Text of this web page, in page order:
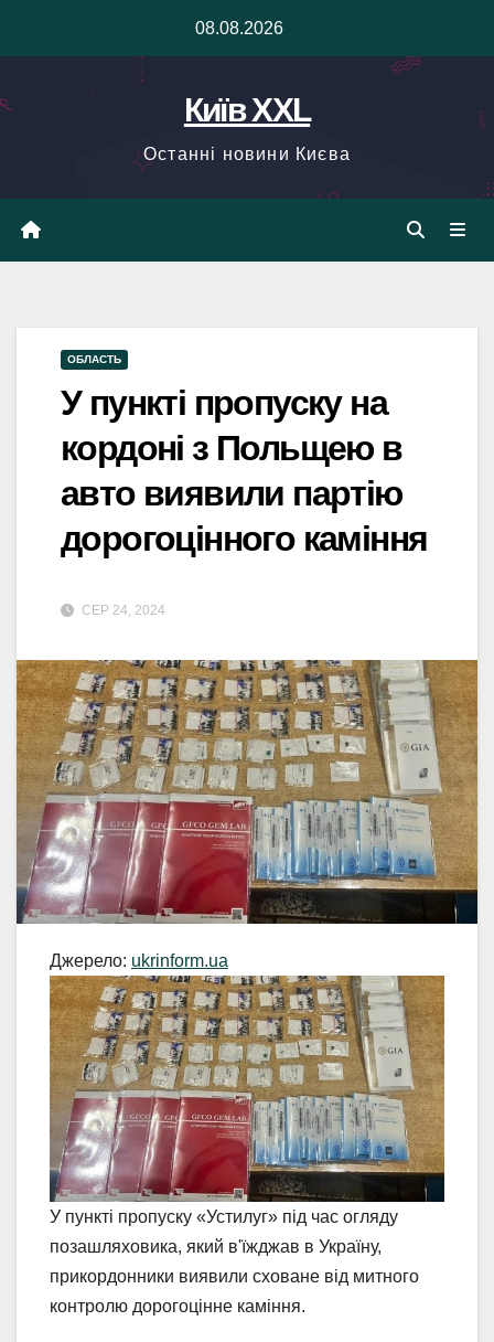
08.08.2026
Київ XXL
Останні новини Києва
ОБЛАСТЬ
У пункті пропуску на
кордоні з Польщею в
авто виявили партію
дорогоцінного каміння
СЕР 24, 2024
Джерело: ukrinform.ua
У пункті пропуску «Устилуг» під час огляду
позашляховика, який в'їжджав в Україну,
прикордонники виявили сховане від митного
контролю дорогоцінне каміння.